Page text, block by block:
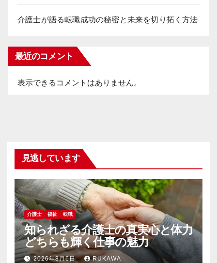
介護士が語る転職成功の秘密と未来を切り拓く方法
最近のコメント
表示できるコメントはありません。
見逃しています
介護士 福祉 転職
知られざる介護士の真実心と体力
どちらも輝く仕事の魅力
2026年8月6日 RUKAWA